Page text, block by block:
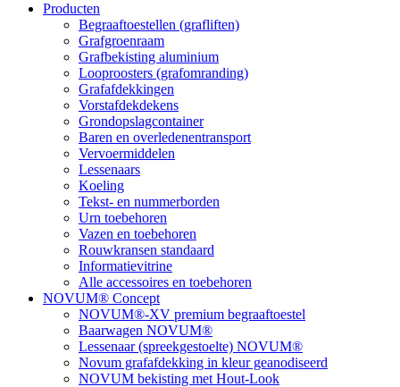
Producten
Begraaftoestellen (grafliften)
Grafgroenraam
Grafbekisting aluminium
Looproosters (grafomranding)
Grafafdekkingen
Vorstafdekdekens
Grondopslagcontainer
Baren en overledenentransport
Vervoermiddelen
Lessenaars
Koeling
Tekst- en nummerborden
Urn toebehoren
Vazen en toebehoren
Rouwkransen standaard
Informatievitrine
Alle accessoires en toebehoren
NOVUM® Concept
NOVUM®-XV premium begraaftoestel
Baarwagen NOVUM®
Lessenaar (spreekgestoelte) NOVUM®
Novum grafafdekking in kleur geanodiseerd
NOVUM bekisting met Hout-Look